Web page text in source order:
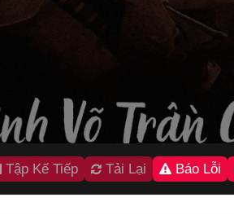
Tập Kế Tiếp Tải Lại Báo Lỗi